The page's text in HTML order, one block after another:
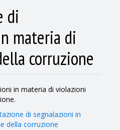
di
materia di
corruzione
in materia di violazioni
di segnalazioni in
della corruzione